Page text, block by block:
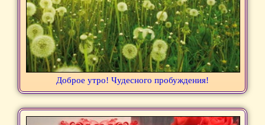
Доброе утро! Чудесного пробуждения!